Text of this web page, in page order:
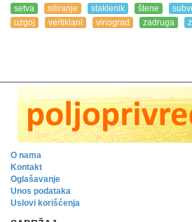
setva
siliranje staklenik štene
uzgoj
vertiklani vinograd zadruga
O nama
Kontakt
Oglašavanje
Unos podataka
Uslovi korišćenja